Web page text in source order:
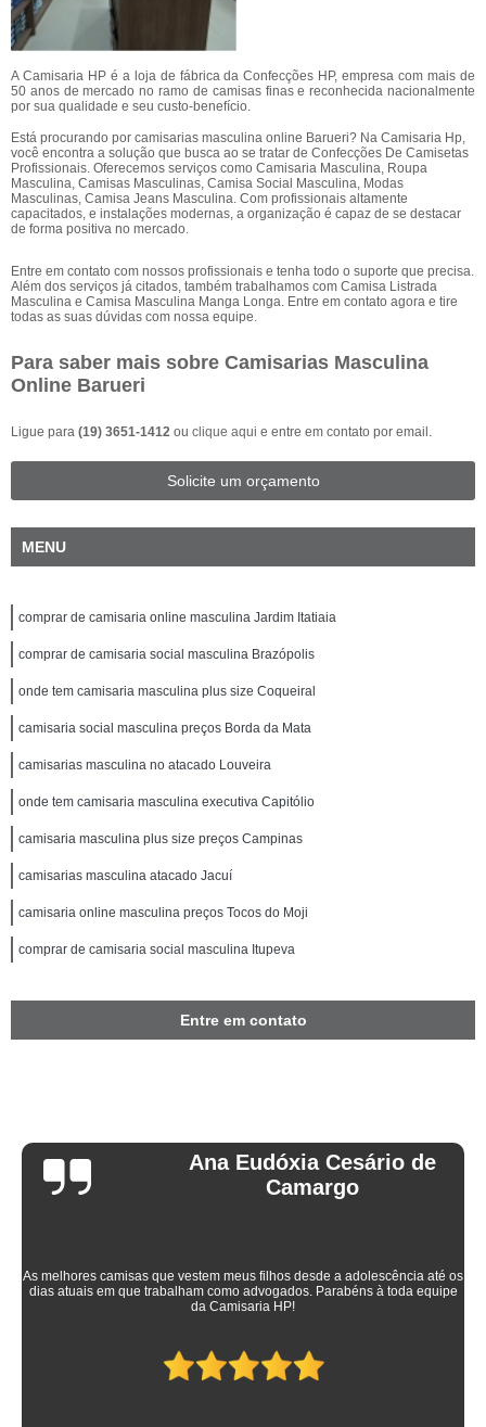
A Camisaria HP é a loja de fábrica da Confecções HP, empresa com mais de
50 anos de mercado no ramo de camisas finas e reconhecida nacionalmente
por sua qualidade e seu custo-benefício.
Está procurando por camisarias masculina online Barueri? Na Camisaria Hp,
você encontra a solução que busca ao se tratar de Confecções De Camisetas
Profissionais. Oferecemos serviços como Camisaria Masculina, Roupa
Masculina, Camisas Masculinas, Camisa Social Masculina, Modas
Masculinas, Camisa Jeans Masculina. Com profissionais altamente
capacitados, e instalações modernas, a organização é capaz de se destacar
de forma positiva no mercado.
Entre em contato com nossos profissionais e tenha todo o suporte que precisa.
Além dos serviços já citados, também trabalhamos com Camisa Listrada
Masculina e Camisa Masculina Manga Longa. Entre em contato agora e tire
todas as suas dúvidas com nossa equipe.
Para saber mais sobre Camisarias Masculina
Online Barueri
Ligue para (19) 3651-1412 ou clique aqui e entre em contato por email.
Solicite um orçamento
MENU
comprar de camisaria online masculina Jardim Itatiaia
comprar de camisaria social masculina Brazópolis
onde tem camisaria masculina plus size Coqueiral
camisaria social masculina preços Borda da Mata
camisarias masculina no atacado Louveira
onde tem camisaria masculina executiva Capitólio
camisaria masculina plus size preços Campinas
camisarias masculina atacado Jacuí
camisaria online masculina preços Tocos do Moji
comprar de camisaria social masculina Itupeva
Entre em contato
Ana Eudóxia Cesário de
Camargo
As melhores camisas que vestem meus filhos desde a adolescência até os
dias atuais em que trabalham como advogados. Parabéns à toda equipe
da Camisaria HP!